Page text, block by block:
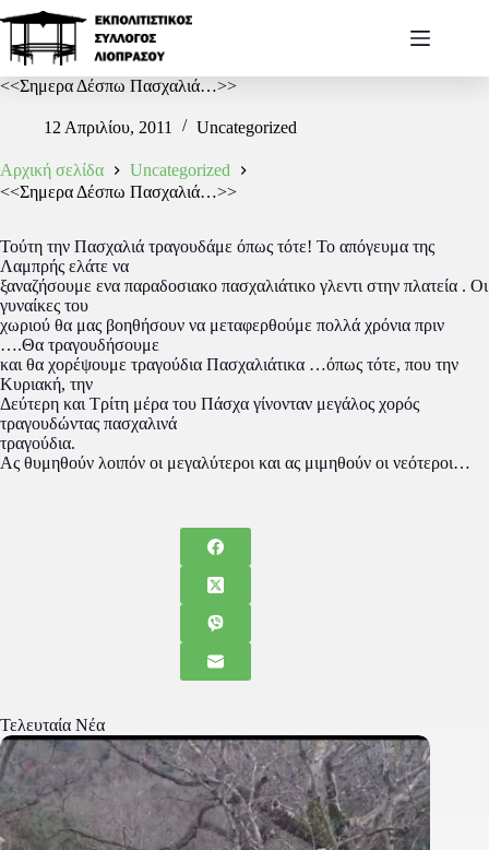
<<Σημερα Δέσπω Πασχαλιά…>>
12 Απριλίου, 2011 Uncategorized
Αρχική σελίδα
Uncategorized
<<Σημερα Δέσπω Πασχαλιά…>>
Τούτη την Πασχαλιά τραγουδάμε όπως τότε! Το απόγευμα της
Λαμπρής ελάτε να
ξαναζήσουμε ενα παραδοσιακο πασχαλιάτικο γλεντι στην πλατεία . Οι
γυναίκες του
χωριού θα μας βοηθήσουν να μεταφερθούμε πολλά χρόνια πριν
….Θα τραγουδήσουμε
και θα χορέψουμε τραγούδια Πασχαλιάτικα …όπως τότε, που την
Κυριακή, την
Δεύτερη και Τρίτη μέρα του Πάσχα γίνονταν μεγάλος χορός
τραγουδώντας πασχαλινά
τραγούδια.
Ας θυμηθούν λοιπόν οι μεγαλύτεροι και ας μιμηθούν οι νεότεροι…
Τελευταία Νέα